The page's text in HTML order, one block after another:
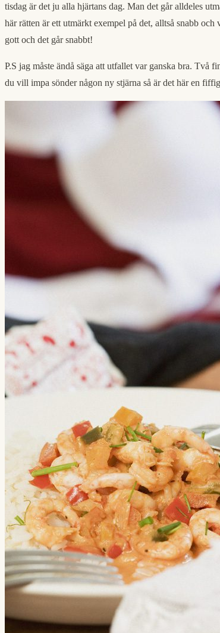
tisdag är det ju alla hjärtans dag. Man det går alldeles
här rätten är ett utmärkt exempel på det, alltså snabb
gott och det går snabbt!
P.S jag måste ändå säga att utfallet var ganska bra.
du vill impa sönder någon ny stjärna så är det här en